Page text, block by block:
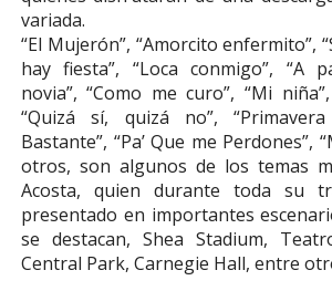
variada.
“El Mujerón”, “Amorcito enfermito”,
hay fiesta”, “Loca conmigo”, “A
novia”, “Como me curo”, “Mi
“Quizá sí, quizá no”,
Bastante”, “Pa’ Que me Perdones”,
otros, son algunos de los temas
Acosta, quien durante toda su
presentado en importantes
se destacan, Shea Stadium,
Central Park, Carnegie Hall, entre